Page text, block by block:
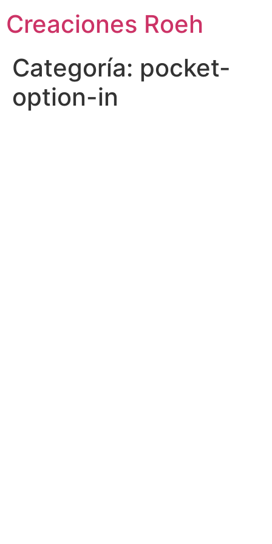
contenido
Creaciones Roeh
Categoría: pocket-
option-in